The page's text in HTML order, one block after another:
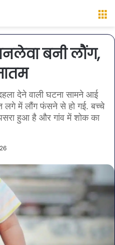
बनी लौंग,
देने वाली घटना सामने आई
लगे में लौंग फंसने से हो गई. बच्चे
पसरा हुआ है और गांव में शोक का